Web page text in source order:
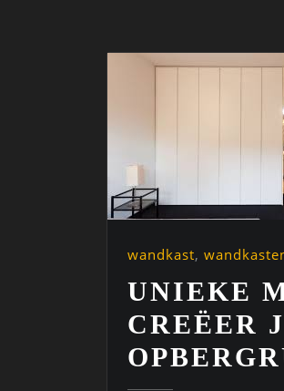
wandkast,
UNIEKE
CREËER